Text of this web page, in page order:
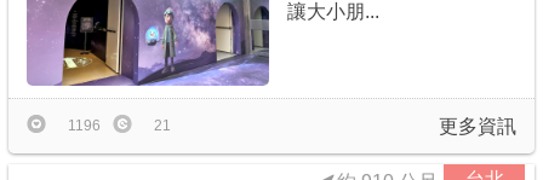
讓大小朋...
更多資訊
1196 21